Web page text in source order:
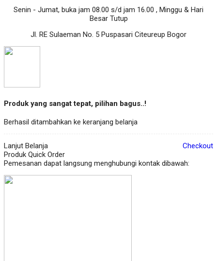
Senin - Jumat, buka jam 08.00 s/d jam 16.00 , Minggu & Hari
Besar Tutup
Jl. RE Sulaeman No. 5 Puspasari Citeureup Bogor
Produk yang sangat tepat, pilihan bagus..!
Berhasil ditambahkan ke keranjang belanja
Lanjut Belanja
Checkout
Produk Quick Order
Pemesanan dapat langsung menghubungi kontak dibawah: